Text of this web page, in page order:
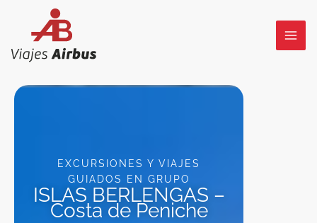
contenido
EXCURSIONES Y VIAJES
GUIADOS EN GRUPO
ISLAS BERLENGAS –
Costa de Peniche